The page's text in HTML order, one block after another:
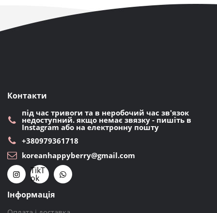
Контакти
під час тривоги та в неробочий час зв'язок
недоступний. якщо немає звязку - пишіть в
Instagram або на електронну пошту
+380979361718
koreanhappyberry@gmail.com
TikT
ok
Інформація